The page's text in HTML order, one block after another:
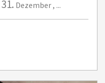
31. Dezember, ...